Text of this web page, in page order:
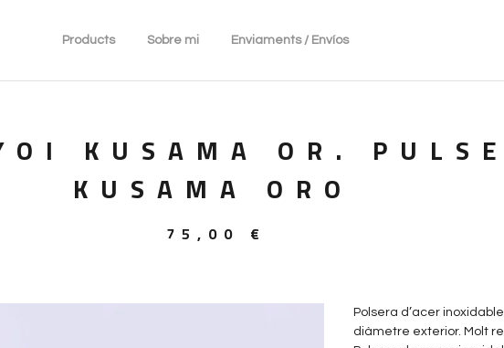
Products Sobre mi Enviaments / Envíos
KUSAMA OR.
KUSAMA ORO
75,00 €
Polsera d’acer
diàmetre exterior. Molt